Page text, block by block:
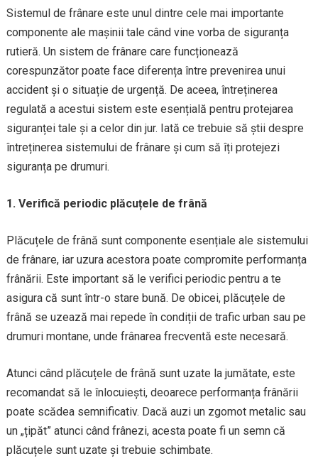
Sistemul de frânare este unul dintre cele mai importante
componente ale mașinii tale când vine vorba de siguranța
rutieră. Un sistem de frânare care funcționează
corespunzător poate face diferența între prevenirea unui
accident și o situație de urgență. De aceea, întreținerea
regulată a acestui sistem este esențială pentru protejarea
siguranței tale și a celor din jur. Iată ce trebuie să știi despre
întreținerea sistemului de frânare și cum să îți protejezi
siguranța pe drumuri.
1. Verifică periodic plăcuțele de frână
Plăcuțele de frână sunt componente esențiale ale sistemului
de frânare, iar uzura acestora poate compromite performanța
frânării. Este important să le verifici periodic pentru a te
asigura că sunt într-o stare bună. De obicei, plăcuțele de
frână se uzează mai repede în condiții de trafic urban sau pe
drumuri montane, unde frânarea frecventă este necesară.
Atunci când plăcuțele de frână sunt uzate la jumătate, este
recomandat să le înlocuiești, deoarece performanța frânării
poate scădea semnificativ. Dacă auzi un zgomot metalic sau
un „țipăt” atunci când frânezi, acesta poate fi un semn că
plăcuțele sunt uzate și trebuie schimbate.